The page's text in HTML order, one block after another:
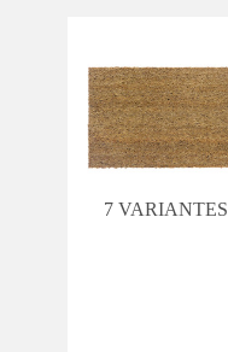
7 VARIANTES